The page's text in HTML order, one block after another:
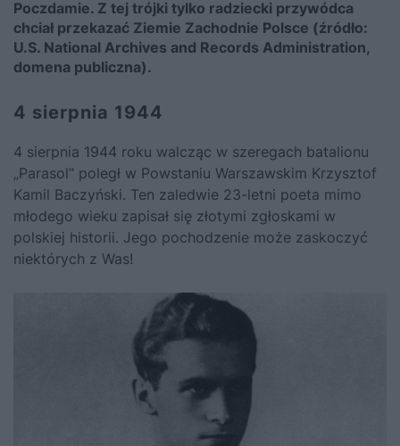
Poczdamie. Z tej trójki tylko radziecki przywódca
chciał przekazać Ziemie Zachodnie Polsce (źródło:
U.S. National Archives and Records Administration,
domena publiczna).
4 sierpnia 1944
4 sierpnia 1944 roku walcząc w szeregach batalionu
„Parasol” poległ w Powstaniu Warszawskim Krzysztof
Kamil Baczyński. Ten zaledwie 23-letni poeta mimo
młodego wieku zapisał się złotymi zgłoskami w
polskiej historii. Jego pochodzenie może zaskoczyć
niektórych z Was!